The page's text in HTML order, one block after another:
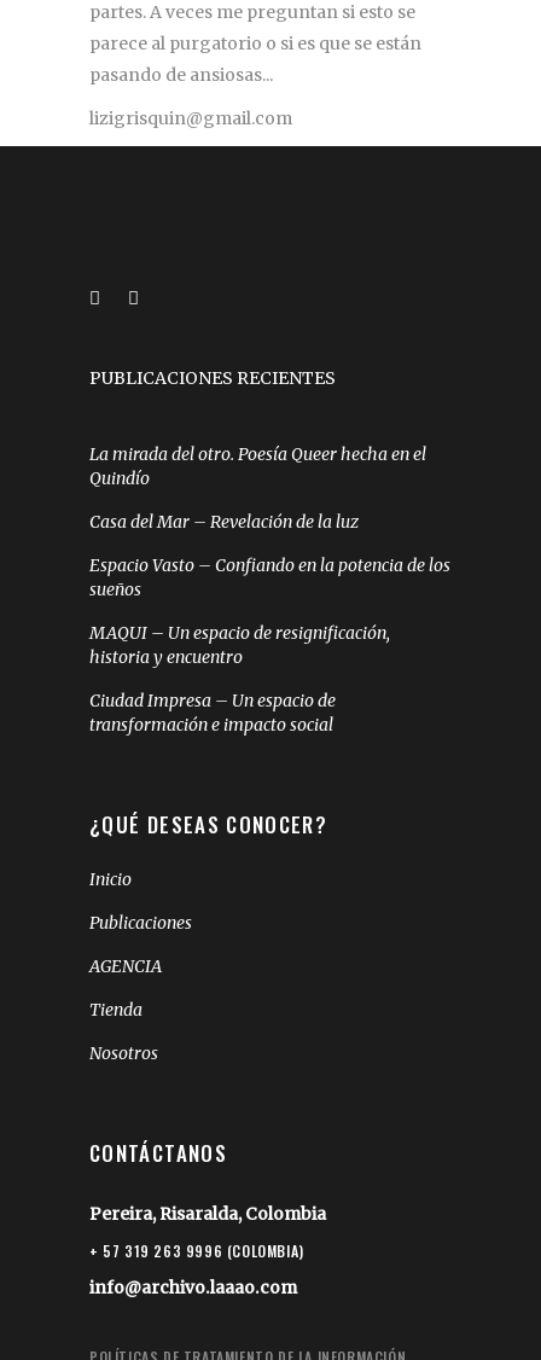
partes. A veces me preguntan si esto se
parece al purgatorio o si es que se están
pasando de ansiosas...
lizigrisquin@gmail.com
PUBLICACIONES RECIENTES
La mirada del otro. Poesía Queer hecha en el
Quindío
Casa del Mar – Revelación de la luz
Espacio Vasto – Confiando en la potencia de los
sueños
MAQUI – Un espacio de resignificación,
historia y encuentro
Ciudad Impresa – Un espacio de
transformación e impacto social
¿QUÉ DESEAS CONOCER?
Inicio
Publicaciones
AGENCIA
Tienda
Nosotros
CONTÁCTANOS
Pereira, Risaralda, Colombia
+ 57 319 263 9996 (COLOMBIA)
info@archivo.laaao.com